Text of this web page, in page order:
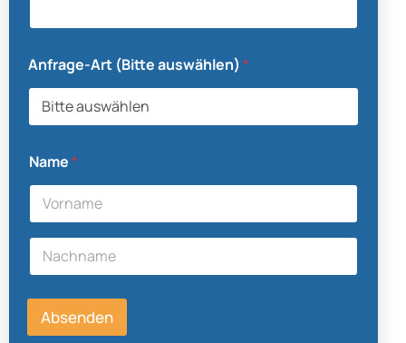
Anfrage-Art (Bitte auswählen) *
Name*
P
l
Absenden